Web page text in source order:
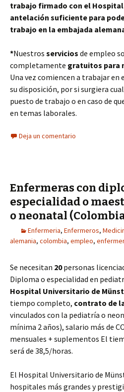
trabajo firmado con el
antelación suficiente para
trabajo en la embajada
*Nuestros servicios de empleo
completamente gratuitos para
Una vez comiencen a trabajar
su disposición, por si surgiera
puesto de trabajo o en caso de
en temas laborales.
Deja un comentario
Enfermeras con
especialidad o
o neonatal
Enfermeria, Enfermeros,
alemania, colombia, empleo,
Se necesitan 20personas
Diploma o especialidad en
Hospital Universitario de
tiempo completo, contrato de
vinculados con la pediatría o
mínima 2 años), salario más de
mensuales + suplementos El
será de 38,5/horas.
El Hospital Universitario de
hospitales más grandes y